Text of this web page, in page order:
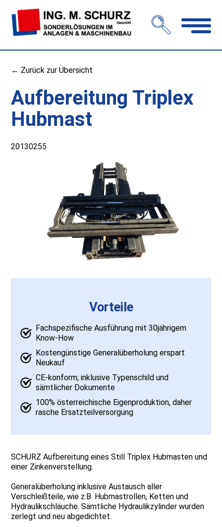
← Zurück zur Übersicht
Aufbereitung Triplex
Hubmast
20130255
Vorteile
Fachspezifische Ausführung mit 30jährigem
Know-How
Kostengünstige Generalüberholung erspart
Neukauf
CE-konform; inklusive Typenschild und
sämtlicher Dokumente
100% österreichische Eigenproduktion, daher
rasche Ersatzteilversorgung
SCHURZ Aufbereitung eines Still Triplex Hubmasten und
einer Zinkenverstellung.
Generalüberholung inklusive Austausch aller
Verschleißteile, wie z.B. Hubmastrollen, Ketten und
Hydraulikschläuche. Sämtliche Hydraulikzylinder wurden
zerlegt und neu abgedichtet.